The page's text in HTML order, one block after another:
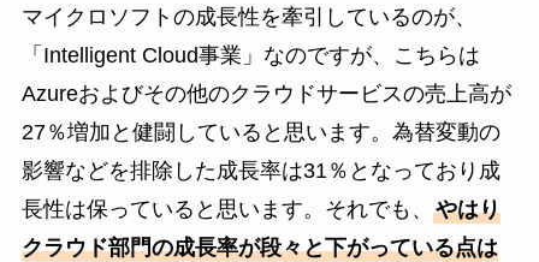
マイクロソフトの成長性を牽引しているのが、
「Intelligent Cloud事業」なのですが、こちらは
Azureおよびその他のクラウドサービスの売上高が
27％増加と健闘していると思います。為替変動の
影響などを排除した成長率は31％となっており成
長性は保っていると思います。それでも、 やはり
クラウド部門の成長率が段々と下がっている点は